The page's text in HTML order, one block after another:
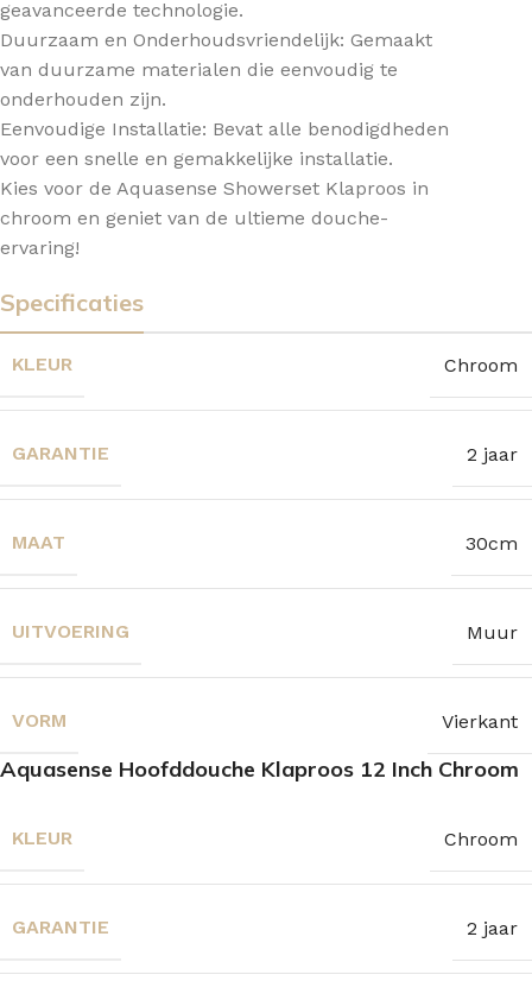
geavanceerde technologie.
Duurzaam en Onderhoudsvriendelijk: Gemaakt
van duurzame materialen die eenvoudig te
onderhouden zijn.
Eenvoudige Installatie: Bevat alle benodigdheden
voor een snelle en gemakkelijke installatie.
Kies voor de Aquasense Showerset Klaproos in
chroom en geniet van de ultieme douche-
ervaring!
Specificaties
KLEUR Chroom
GARANTIE 2 jaar
MAAT 30cm
UITVOERING Muur
VORM Vierkant
Aquasense Hoofddouche Klaproos 12 Inch Chroom
KLEUR Chroom
GARANTIE 2 jaar